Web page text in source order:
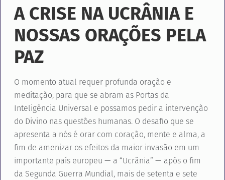
A CRISE NA UCRÂNIA E
NOSSAS ORAÇÕES PELA
PAZ
O momento atual requer profunda oração e
meditação, para que se abram as Portas da
Inteligência Universal e possamos pedir a intervenção
do Divino nas questões humanas. O desafio que se
apresenta a nós é orar com coração, mente e alma, a
fim de amenizar os efeitos da maior invasão em um
importante país europeu — a “Ucrânia” — após o fim
da Segunda Guerra Mundial, mais de setenta e sete